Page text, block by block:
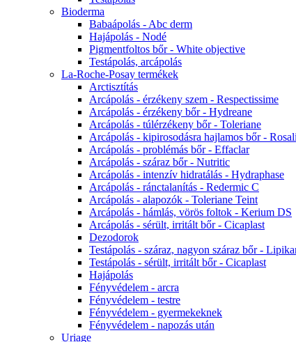
Bioderma
Babaápolás - Abc derm
Hajápolás - Nodé
Pigmentfoltos bőr - White objective
Testápolás, arcápolás
La-Roche-Posay termékek
Arctisztítás
Arcápolás - érzékeny szem - Respectissime
Arcápolás - érzékeny bőr - Hydreane
Arcápolás - túlérzékeny bőr - Toleriane
Arcápolás - kipirosodásra hajlamos bőr -
Arcápolás - problémás bőr - Effaclar
Arcápolás - száraz bőr - Nutritic
Arcápolás - intenzív hidratálás - Hydraphase
Arcápolás - ránctalanítás - Redermic C
Arcápolás - alapozók - Toleriane Teint
Arcápolás - hámlás, vörös foltok - Kerium DS
Arcápolás - sérült, irritált bőr - Cicaplast
Dezodorok
Testápolás - száraz, nagyon száraz bőr -
Testápolás - sérült, irritált bőr - Cicaplast
Hajápolás
Fényvédelem - arcra
Fényvédelem - testre
Fényvédelem - gyermekeknek
Fényvédelem - napozás után
Uriage